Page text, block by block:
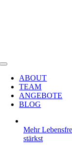
Toggle
NavigationABOUT
TEAM
ANGEBOTE
BLOG
Mehr
stärkst